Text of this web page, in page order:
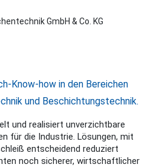
GmbH & Co. KG
Know-how in den Bereichen
und Beschichtungstechnik.
und realisiert unverzichtbare
für die Industrie. Lösungen, mit
entscheidend reduziert
noch sicherer, wirtschaftlicher